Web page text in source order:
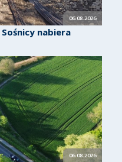
06.08.2026
nabiera
06.08.2026